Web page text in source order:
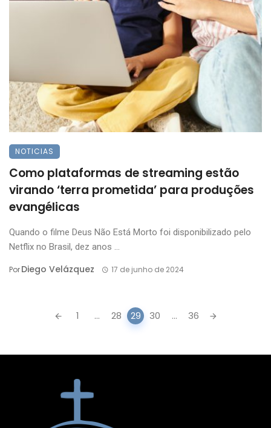
NOTICIAS
Como plataformas de streaming estão
virando ‘terra prometida’ para produções
evangélicas
Quando o filme Deus Não Está Morto foi disponibilizado pelo
Netflix no Brasil, dez anos ...
PorDiego Velázquez 17 de junho de 2024
1 ... 28 29 30 ... 36